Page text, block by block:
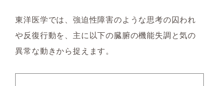
東洋医学では、強迫性障害のような思考の囚われ
や反復行動を、主に以下の臓腑の機能失調と気の
異常な動きから捉えます。